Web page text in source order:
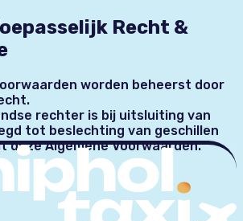
Recht &
worden beheerst door
rechter is bij uitsluiting van
tot beslechting van geschillen
deze Algemene Voorwaarden.